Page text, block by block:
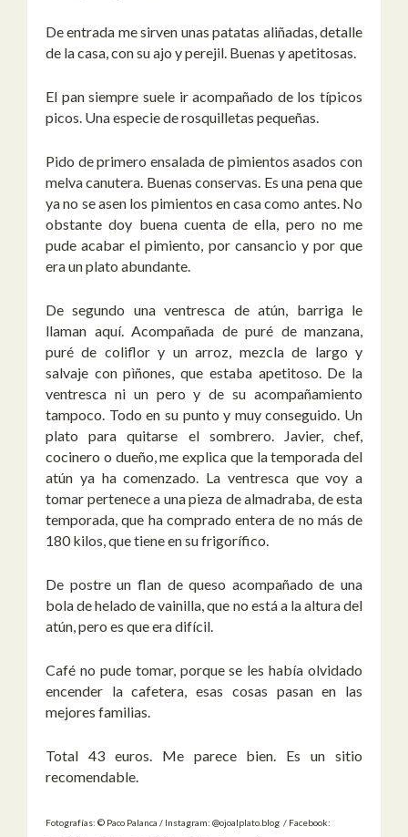
De entrada me sirven unas patatas aliñadas, detalle
de la casa, con su ajo y perejil. Buenas y apetitosas.
El pan siempre suele ir acompañado de los típicos
picos. Una especie de rosquilletas pequeñas.
Pido de primero ensalada de pimientos asados con
melva canutera. Buenas conservas. Es una pena que
ya no se asen los pimientos en casa como antes. No
obstante doy buena cuenta de ella, pero no me
pude acabar el pimiento, por cansancio y por que
era un plato abundante.
De segundo una ventresca de atún, barriga le
llaman aquí. Acompañada de puré de manzana,
puré de coliflor y un arroz, mezcla de largo y
salvaje con pìñones, que estaba apetitoso. De la
ventresca ni un pero y de su acompañamiento
tampoco. Todo en su punto y muy conseguido. Un
plato para quitarse el sombrero. Javier, chef,
cocinero o dueño, me explica que la temporada del
atún ya ha comenzado. La ventresca que voy a
tomar pertenece a una pieza de almadraba, de esta
temporada, que ha comprado entera de no más de
180 kilos, que tiene en su frigorífico.
De postre un flan de queso acompañado de una
bola de helado de vainilla, que no está a la altura del
atún, pero es que era difícil.
Café no pude tomar, porque se les había olvidado
encender la cafetera, esas cosas pasan en las
mejores familias.
Total 43 euros. Me parece bien. Es un sitio
recomendable.
Fotografías: © Paco Palanca / Instagram: @ojoalplato.blog / Facebook: